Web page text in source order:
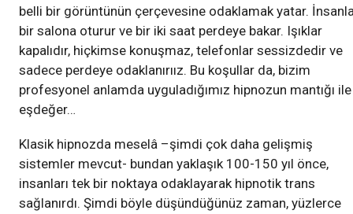
belli bir görüntünün çerçevesine odaklamak yatar.
bir salona oturur ve bir iki saat perdeye bakar. Işıklar
kapalıdır, hiçkimse konuşmaz, telefonlar sessizdedir ve
sadece perdeye odaklanırıız. Bu koşullar da, bizim
profesyonel anlamda uyguladığımız hipnozun mantığı ile
eşdeğer…
Klasik hipnozda meselâ –şimdi çok daha gelişmiş
sistemler mevcut- bundan yaklaşık 100-150 yıl önce,
insanları tek bir noktaya odaklayarak hipnotik trans
sağlanırdı. Şimdi böyle düşündüğünüz zaman, yüzlerce